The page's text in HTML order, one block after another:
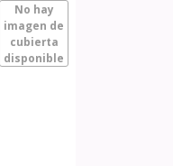
No hay
imagen de
cubierta
disponible